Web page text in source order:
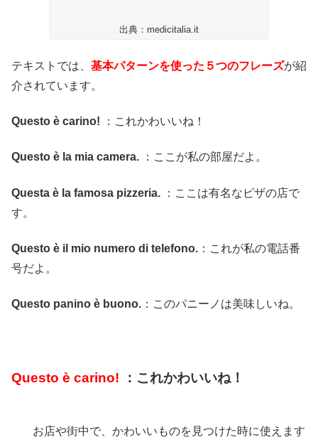
出典：medicitalia.it
テキストでは、 基本パターンを使った５つのフレーズが紹
介されています。
Questo è carino! ：これかわいいね！
Questo è la mia camera. ：ここが私の部屋だよ。
Questa è la famosa pizzeria. ：ここは有名なピザの店で
す。
Questo è il mio numero di telefono. ：これが私の電話番
号だよ。
Questo panino è buono. ：このパニーノは美味しいね。
Questo è carino! ：これかわいいね！
お店や街中で、かわいいものを見つけた時に使えます